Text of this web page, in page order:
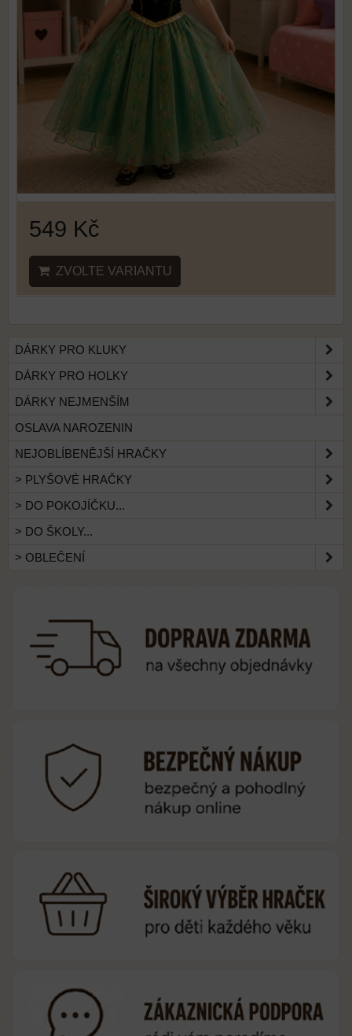
549 Kč
ZVOLTE VARIANTU
DÁRKY PRO KLUKY
DÁRKY PRO HOLKY
DÁRKY NEJMENŠÍM
OSLAVA NAROZENIN
NEJOBLÍBENĚJŠÍ HRAČKY
> PLYŠOVÉ HRAČKY
> DO POKOJÍČKU...
> DO ŠKOLY...
> OBLEČENÍ